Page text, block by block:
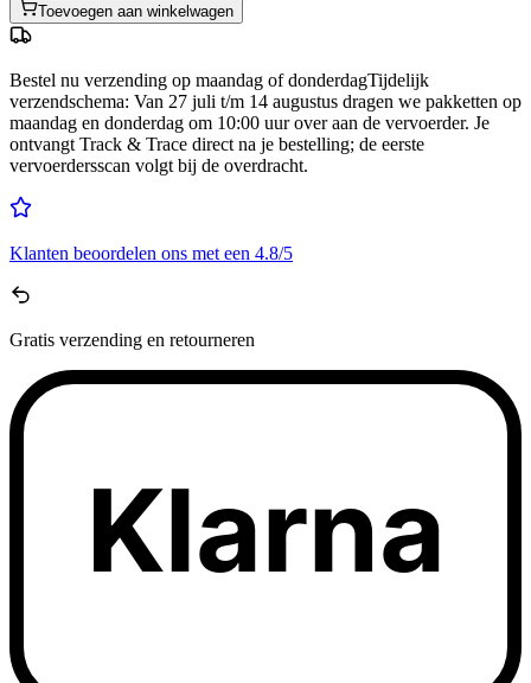
Toevoegen aan winkelwagen
Bestel nu verzending op maandag of donderdagTijdelijk
verzendschema: Van 27 juli t/m 14 augustus dragen we pakketten op
maandag en donderdag om 10:00 uur over aan de vervoerder. Je
ontvangt Track & Trace direct na je bestelling; de eerste
vervoerdersscan volgt bij de overdracht.
Klanten beoordelen ons met een 4.8/5
Gratis verzending en retourneren
Klarna